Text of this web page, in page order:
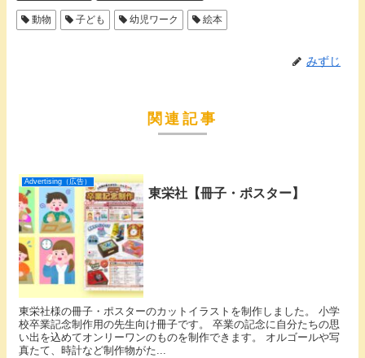
動物 子ども 幼児ワーク 絵本
みずじ
関連記事
Advertising（広告）
東栄社【冊子・ポスター】
東栄社様の冊子・ポスターのカットイラストを制作しました。 小学
校卒業記念制作用の先生向け冊子です。 卒業の記念に自分たちの思
い出を込めてオンリーワンのものを制作できます。 オルゴールや写
真たて、時計など制作物がた...